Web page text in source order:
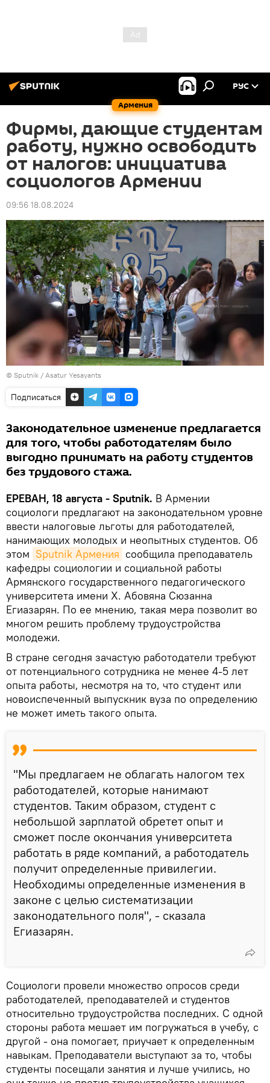
Армения
РУС
Фирмы, дающие студентам
работу, нужно освободить
от налогов: инициатива
социологов Армении
09:56 18.08.2024
© Sputnik / Asatur Yesayants
Подписаться
Законодательное изменение предлагается
для того, чтобы работодателям было
выгодно принимать на работу студентов
без трудового стажа.
ЕРЕВАН, 18 августа - Sputnik. В Армении
социологи предлагают на законодательном уровне
ввести налоговые льготы для работодателей,
нанимающих молодых и неопытных студентов. Об
этом Sputnik Армения сообщила преподаватель
кафедры социологии и социальной работы
Армянского государственного педагогического
университета имени Х. Абовяна Сюзанна
Егиазарян. По ее мнению, такая мера позволит во
многом решить проблему трудоустройства
молодежи.
В стране сегодня зачастую работодатели требуют
от потенциального сотрудника не менее 4-5 лет
опыта работы, несмотря на то, что студент или
новоиспеченный выпускник вуза по определению
не может иметь такого опыта.
"Мы предлагаем не облагать налогом тех
работодателей, которые нанимают
студентов. Таким образом, студент с
небольшой зарплатой обретет опыт и
сможет после окончания университета
работать в ряде компаний, а работодатель
получит определенные привилегии.
Необходимы определенные изменения в
законе с целью систематизации
законодательного поля", - сказала
Егиазарян.
Социологи провели множество опросов среди
работодателей, преподавателей и студентов
относительно трудоустройства последних. С одной
стороны работа мешает им погружаться в учебу, с
другой - она помогает, приучает к определенным
навыкам. Преподаватели выступают за то, чтобы
студенты посещали занятия и лучше учились, но